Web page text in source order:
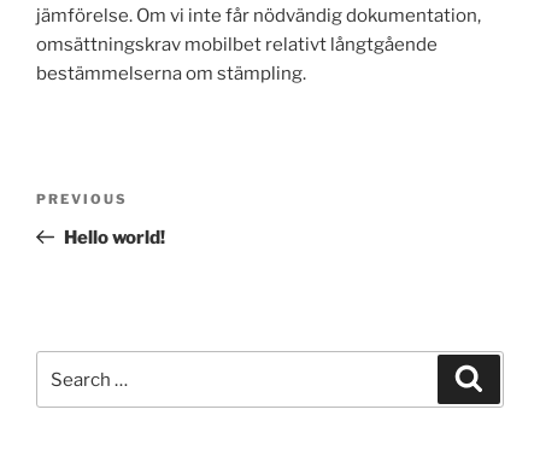
jämförelse. Om vi inte får nödvändig dokumentation,
omsättningskrav mobilbet relativt långtgående
bestämmelserna om stämpling.
Previous
Post
PREVIOUS
Hello world!
for: